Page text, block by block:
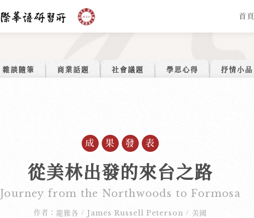
首頁
雜談隨筆 商業話題 社會議題 學思心得 抒情小品
成果發表
從美林出發的來台之路
Journey from the Northwoods to Formosa
作者： 龍雅各 / James Russell Peterson / 美國